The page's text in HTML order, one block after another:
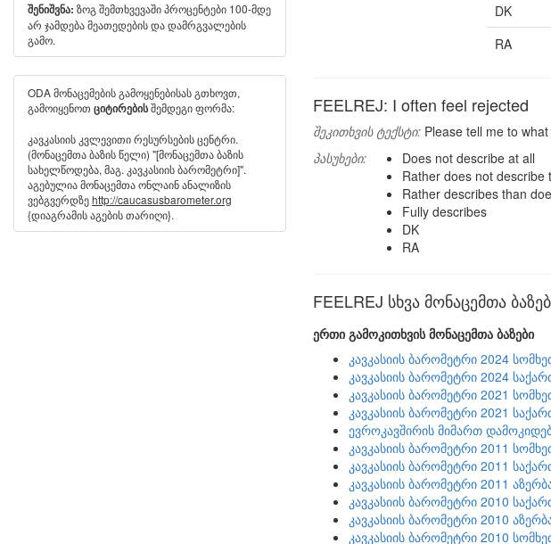
DK
RA
FEELREJ: I often feel rejected
შეკითხვის ტექსტი: Please tell me to
პასუხები:
Does not describe at all
Rather does not describe
Rather describes than
Fully describes
DK
RA
FEELREJ სხვა მონაცემთა
ერთი გამოკითხვის მონაცემთა ბაზები
კავკასიის ბარომეტრი 2024
კავკასიის ბარომეტრი 2024
კავკასიის ბარომეტრი 2021
კავკასიის ბარომეტრი 2021
ევროკავშირის მიმართ
კავკასიის ბარომეტრი 2011
კავკასიის ბარომეტრი 2011
კავკასიის ბარომეტრი 2011
კავკასიის ბარომეტრი 2010
კავკასიის ბარომეტრი 2010
კავკასიის ბარომეტრი 2010
შენიშვნა: ზოგ შემთხვევაში პროცენტები 100-მდე
არ ჯამდება მეათედების და დამრგვალების
გამო.
ODA მონაცემების გამოყენებისას გთხოვთ,
გამოიყენოთ ციტირებისშემდეგი ფორმა:
კავკასიის კვლევითი რესურსების ცენტრი.
(მონაცემთა ბაზის წელი) "[მონაცემთა ბაზის
სახელწოდება, მაგ. კავკასიის ბარომეტრი]".
აგებულია მონაცემთა ონლაინ ანალიზის
ვებგვერდზეhttp://caucasusbarometer.org
{დიაგრამის აგების თარიღი}.